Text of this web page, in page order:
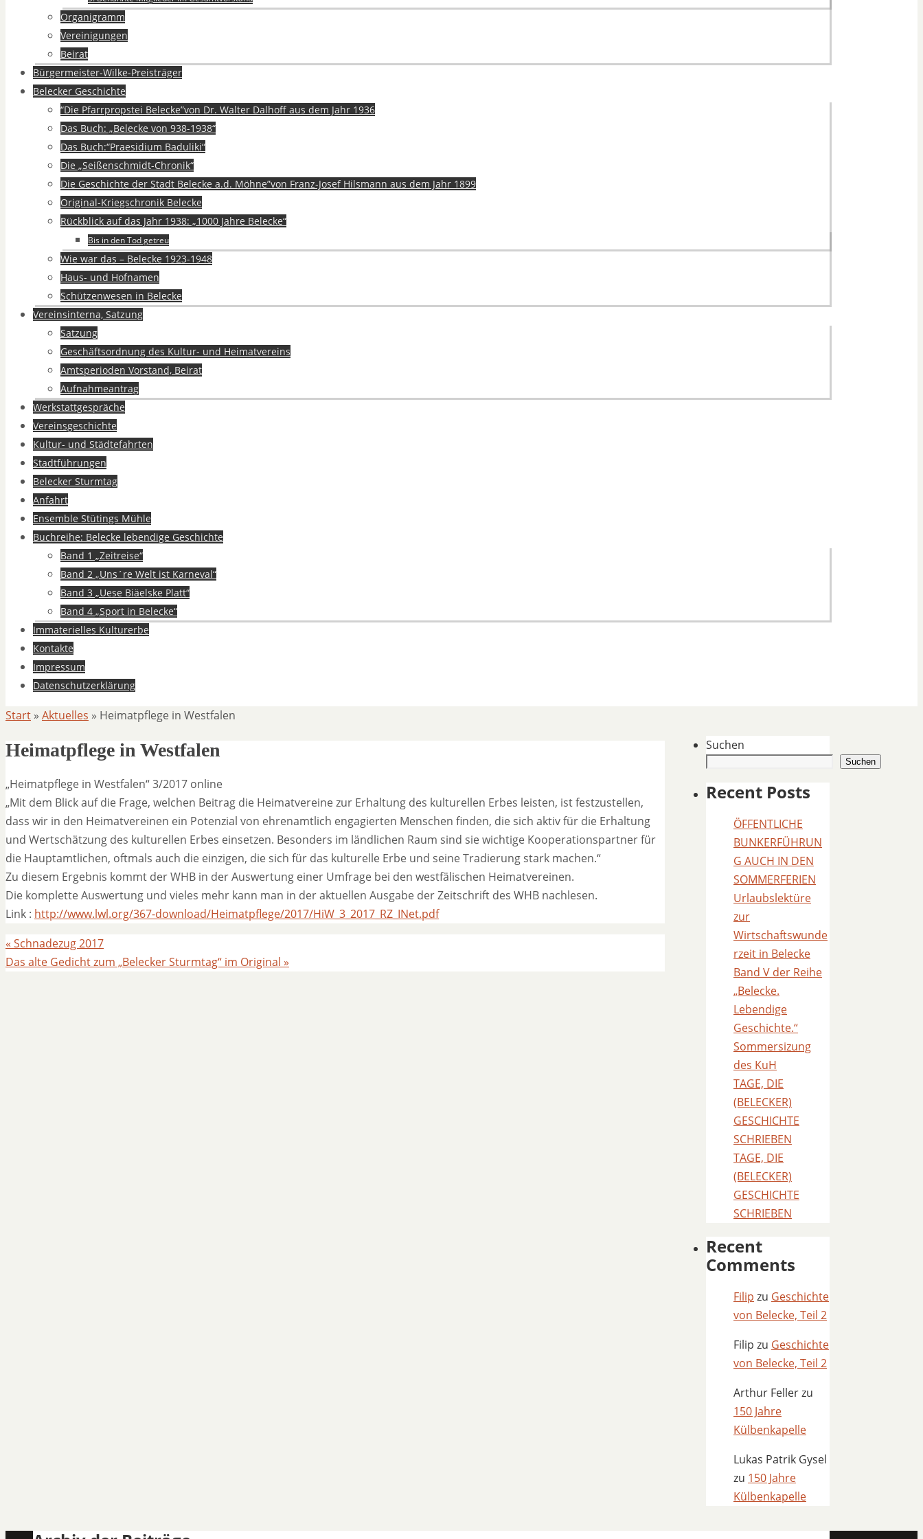
Organigramm
Vereinigungen
Beirat
Bürgermeister-Wilke-Preisträger
Belecker Geschichte
“Die Pfarrpropstei Belecke”von Dr. Walter Dalhoff aus dem Jahr 1936
Das Buch: „Belecke von 938-1938“
Das Buch:“Praesidium Baduliki“
Die „Seißenschmidt-Chronik“
Die Geschichte der Stadt Belecke a.d. Möhne”von Franz-Josef Hilsmann aus dem Jahr 1899
Original-Kriegschronik Belecke
Rückblick auf das Jahr 1938: „1000 Jahre Belecke“
Bis in den Tod getreu
Wie war das – Belecke 1923-1948
Haus- und Hofnamen
Schützenwesen in Belecke
Vereinsinterna, Satzung
Satzung
Geschäftsordnung des Kultur- und Heimatvereins
Amtsperioden Vorstand, Beirat
Aufnahmeantrag
Werkstattgespräche
Vereinsgeschichte
Kultur- und Städtefahrten
Stadtführungen
Belecker Sturmtag
Anfahrt
Ensemble Stütings Mühle
Buchreihe: Belecke lebendige Geschichte
Band 1 „Zeitreise“
Band 2 „Uns´re Welt ist Karneval“
Band 3 „Uese Biäelske Platt“
Band 4 „Sport in Belecke“
Immaterielles Kulturerbe
Kontakte
Impressum
Datenschutzerklärung
Start » Aktuelles » Heimatpflege in Westfalen
Heimatpflege in Westfalen
„Heimatpflege in Westfalen“ 3/2017 online
„Mit dem Blick auf die Frage, welchen Beitrag die Heimatvereine zur Erhaltung des kulturellen Erbes leisten, ist festzustellen,
dass wir in den Heimatvereinen ein Potenzial von ehrenamtlich engagierten Menschen finden, die sich aktiv für die Erhaltung
und Wertschätzung des kulturellen Erbes einsetzen. Besonders im ländlichen Raum sind sie wichtige Kooperationspartner für
die Hauptamtlichen, oftmals auch die einzigen, die sich für das kulturelle Erbe und seine Tradierung stark machen.“
Zu diesem Ergebnis kommt der WHB in der Auswertung einer Umfrage bei den westfälischen Heimatvereinen.
Die komplette Auswertung und vieles mehr kann man in der aktuellen Ausgabe der Zeitschrift des WHB nachlesen.
Link : http://www.lwl.org/367-download/Heimatpflege/2017/HiW_3_2017_RZ_INet.pdf
« Schnadezug 2017
Das alte Gedicht zum „Belecker Sturmtag“ im Original »
Suchen
Suchen
Recent Posts
ÖFFENTLICHE
BUNKERFÜHRUN
G AUCH IN DEN
SOMMERFERIEN
Urlaubslektüre
zur
Wirtschaftswunde
rzeit in Belecke
Band V der Reihe
„Belecke.
Lebendige
Geschichte.“
Sommersizung
des KuH
TAGE, DIE
(BELECKER)
GESCHICHTE
SCHRIEBEN
TAGE, DIE
(BELECKER)
GESCHICHTE
SCHRIEBEN
Recent
Comments
Filip zu Geschichte
von Belecke, Teil 2
Filip zu Geschichte
von Belecke, Teil 2
Arthur Fellerzu
150 Jahre
Külbenkapelle
Lukas Patrik Gysel
zu 150 Jahre
Külbenkapelle